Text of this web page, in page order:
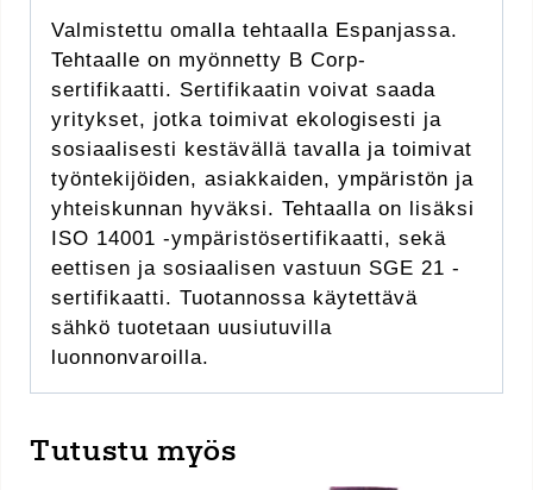
Valmistettu omalla tehtaalla Espanjassa.
Tehtaalle on myönnetty B Corp-
sertifikaatti. Sertifikaatin voivat saada
yritykset, jotka toimivat ekologisesti ja
sosiaalisesti kestävällä tavalla ja toimivat
työntekijöiden, asiakkaiden, ympäristön ja
yhteiskunnan hyväksi. Tehtaalla on lisäksi
ISO 14001 -ympäristösertifikaatti, sekä
eettisen ja sosiaalisen vastuun SGE 21 -
sertifikaatti. Tuotannossa käytettävä
sähkö tuotetaan uusiutuvilla
luonnonvaroilla.
Tutustu myös